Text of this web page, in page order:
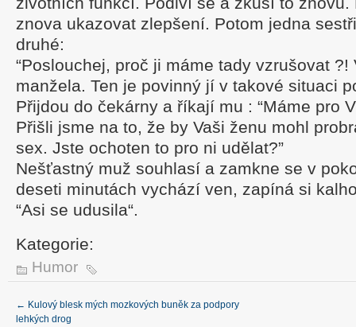
znova ukazovat zlepšení. Potom jedna
druhé:
“Poslouchej, proč ji máme tady vzrušovat
manžela. Ten je povinný jí v takové situaci
Přijdou do čekárny a říkají mu : “Máme pro
Přišli jsme na to, že by Vaši ženu mohl
sex. Jste ochoten to pro ni udělat?”
Nešťastný muž souhlasí a zamkne se v
deseti minutách vychází ven, zapíná si
“Asi se udusila“.
Kategorie:
Humor
← Kulový blesk mých mozkových buněk za podpory
lehkých drog